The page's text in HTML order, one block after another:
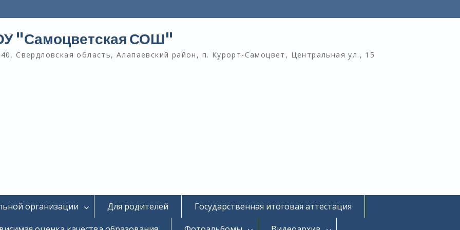
"Самоцветская СОШ"
Свердловская область, Алапаевский район, п. Курорт-Самоцвет, Центральная ул., 15
организации Для родителей
Государственная итоговая аттестация